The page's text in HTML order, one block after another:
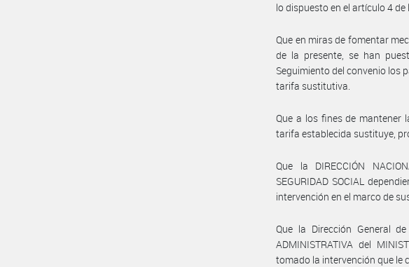
lo dispuesto en el artículo 4
Que en miras de fomentar
de la presente, se han
Seguimiento del convenio los
tarifa sustitutiva.
Que a los fines de mantener
tarifa establecida sustituye,
Que la DIRECCIÓN
SEGURIDAD SOCIAL
intervención en el marco de
Que la Dirección General de
ADMINISTRATIVA del
tomado la intervención que le